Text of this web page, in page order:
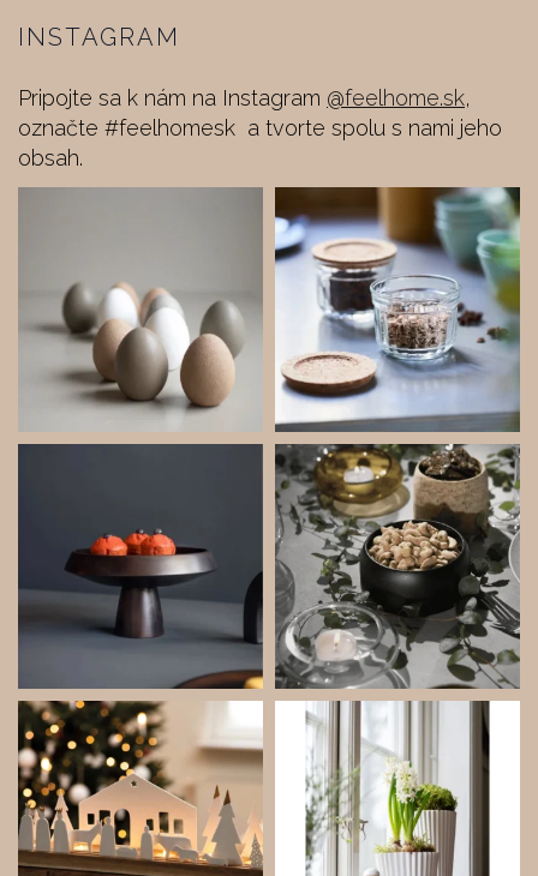
INSTAGRAM
Pripojte sa k nám na Instagram @feelhome.sk,
označte #feelhomesk a tvorte spolu s nami jeho
obsah.